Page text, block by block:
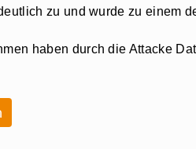
zu und wurde zu einem
haben durch die Attacke